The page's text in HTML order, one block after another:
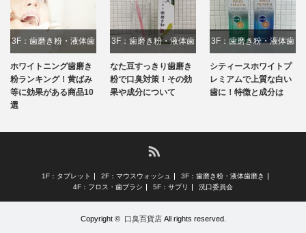
3F：歯磨き粉・液体歯
磨き
ホワイトニング歯磨き
粉ランキング！黄ばみ
等に効果がある商品10
選
3F：歯磨き粉・液体歯
磨き
なた豆すっきり歯磨き
粉で口臭対策！その効
果や成分について
3F：歯磨き粉・液体歯
磨き
シティースホワイトプ
レミアムで上質な白い
歯に！特徴と成分は
1F：タブレット 2F：マウスウォッシュ
3F：歯磨き粉・液体歯磨き
4F：フロス・歯ブラシ
5F：サプリ 洗口委員会
Copyright © 口臭百貨店All rights reserved.